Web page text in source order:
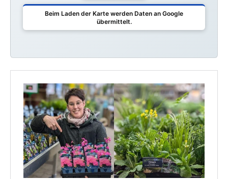
Beim Laden der Karte werden Daten an Google
übermittelt.